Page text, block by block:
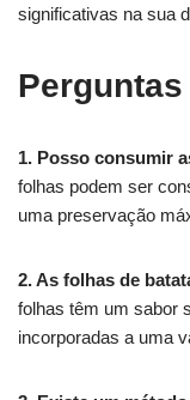
significativas na sua
1. Posso consumir
folhas podem ser
uma preservação
2. As folhas de
folhas têm um sabor
incorporadas a uma